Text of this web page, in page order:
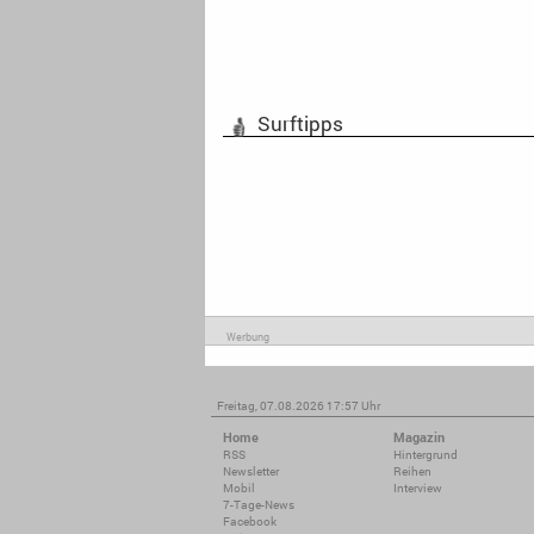
Surftipps
Werbung
Freitag, 07.08.2026 17:57 Uhr
Home
RSS
Newsletter
Mobil
7-Tage-News
Facebook
Magazin
Hintergrund
Reihen
Interview